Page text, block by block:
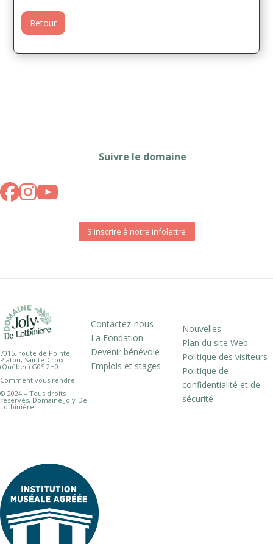
Retour
Suivre le domaine
S'inscrire à notre infolettre
7015, route de Pointe
Platon, Sainte-Croix
(Québec) G0S 2H0
Comment vous rendre
© 2024 – Tous droits
réservés, Domaine Joly-De
Lotbinière
Contactez-nous
La Fondation
Devenir bénévole
Emplois et stages
Nouvelles
Plan du site Web
Politique des visiteurs
Politique de
confidentialité et de
sécurité